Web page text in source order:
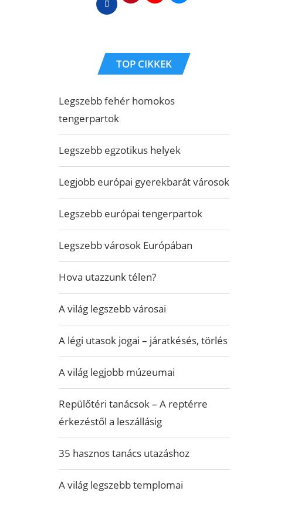
TOP CIKKEK
Legszebb fehér homokos
tengerpartok
Legszebb egzotikus helyek
Legjobb európai gyerekbarát városok
Legszebb európai tengerpartok
Legszebb városok Európában
Hova utazzunk télen?
A világ legszebb városai
A légi utasok jogai – járatkésés, törlés
A világ legjobb múzeumai
Repülőtéri tanácsok – A reptérre
érkezéstől a leszállásig
35 hasznos tanács utazáshoz
A világ legszebb templomai